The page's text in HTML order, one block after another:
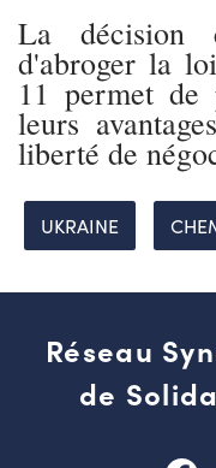
La décision
d'abroger la
11 permet de
leurs
liberté de
UKRAINE
Réseau
de